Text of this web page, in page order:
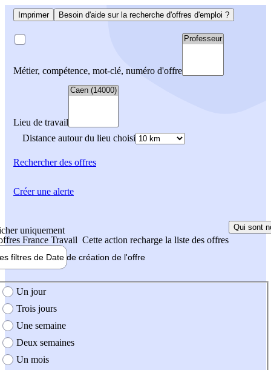
Imprimer Besoin d'aide sur la recherche d'offres d'emploi ?
Métier, compétence, mot-clé, numéro d'offre
Lieu de travail
Distance autour du lieu choisi
Rechercherdes offres
uniquement
France Travail Cette action recharge la liste des offres
Qui sont
filtres de Date de création de l'offre
création de l'offre
Un jour
Trois jours
Une semaine
Deux semaines
Un mois
Créer une alerte